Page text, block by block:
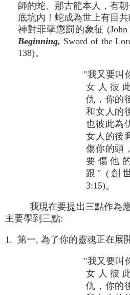
師的蛇、那古龍本人，有
底坑內！蛇成為世上有目
神對罪孽懲罰的象征
Beginning, Sword of the
138)。
"我又要叫
女人彼
仇，你的
和女人的
也彼此為
女人的後
傷你的頭
要傷他
跟" (創
3:15)。
我現在要提出三點作為
主要學到三點:
1. 第一, 為了你的靈魂正在展
"我又要叫
女人彼
仇，你的